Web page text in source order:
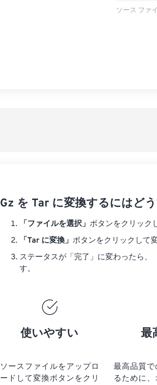
ソース ファ
Gz を Tar に変換するにはど
「ファイルを選択」 ボタンをクリック
「Tar に変換」 ボタンをクリックして
ステータスが「完了」に変わったら、
す。
使いやすい
ソースファイルをアップロ
ードして変換ボタンをクリ
最
最高品質
るために